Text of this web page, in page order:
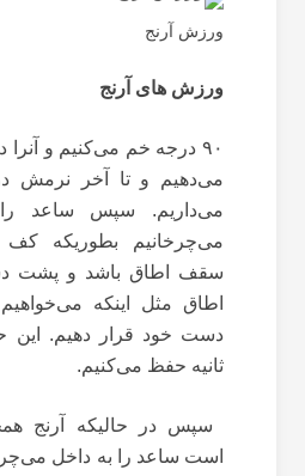
ورزش آرنج
ورزش های آرنج
۹۰ درجه خم می‌کنیم و آنرا
می‌دهیم و تا آخر نرمش
می‌داریم. سپس ساعد
می‌چرخانیم بطوریکه
سقف اطاق باشد و
اطاق مثل اینکه
ثانیه حفظ می‌کنیم.
است ساعد را به داخل